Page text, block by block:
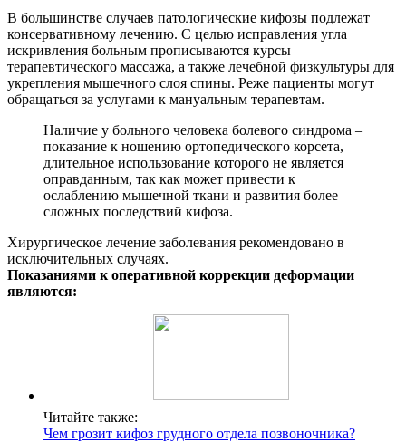
В большинстве случаев патологические кифозы подлежат
консервативному лечению. С целью исправления угла
искривления больным прописываются курсы
терапевтического массажа, а также лечебной физкультуры для
укрепления мышечного слоя спины. Реже пациенты могут
обращаться за услугами к мануальным терапевтам.
Наличие у больного человека болевого синдрома –
показание к ношению ортопедического корсета,
длительное использование которого не является
оправданным, так как может привести к
ослаблению мышечной ткани и развития более
сложных последствий кифоза.
Хирургическое лечение заболевания рекомендовано в
исключительных случаях.
Показаниями к оперативной коррекции деформации
являются:
Читайте также:
Чем грозит кифоз грудного отдела позвоночника?